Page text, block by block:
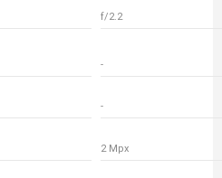
f/2.2
-
-
2 Mpx